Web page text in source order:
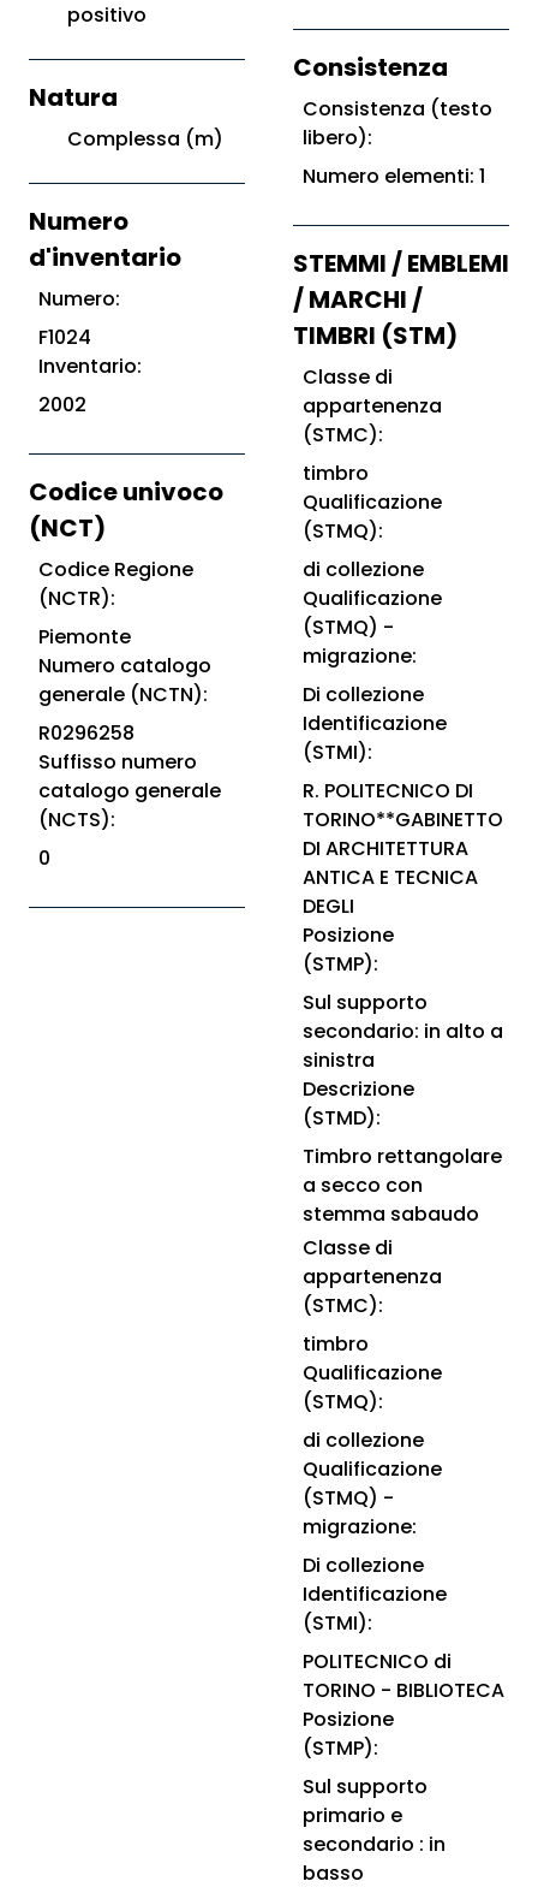
positivo
Natura
Complessa (m)
Numero
d'inventario
Numero:
F1024
Inventario:
2002
Codice univoco
(NCT)
Codice Regione
(NCTR):
Piemonte
Numero catalogo
generale (NCTN):
R0296258
Suffisso numero
catalogo generale
(NCTS):
0
Consistenza
Consistenza (testo
libero):
Numero elementi: 1
STEMMI / EMBLEMI
/ MARCHI /
TIMBRI (STM)
Classe di
appartenenza
(STMC):
timbro
Qualificazione
(STMQ):
di collezione
Qualificazione
(STMQ) -
migrazione:
Di collezione
Identificazione
(STMI):
R. POLITECNICO DI
TORINO**GABINETTO
DI ARCHITETTURA
ANTICA E TECNICA
DEGLI
Posizione
(STMP):
Sul supporto
secondario: in alto a
sinistra
Descrizione
(STMD):
Timbro rettangolare
a secco con
stemma sabaudo
Classe di
appartenenza
(STMC):
timbro
Qualificazione
(STMQ):
di collezione
Qualificazione
(STMQ) -
migrazione:
Di collezione
Identificazione
(STMI):
POLITECNICO di
TORINO - BIBLIOTECA
Posizione
(STMP):
Sul supporto
primario e
secondario : in
basso